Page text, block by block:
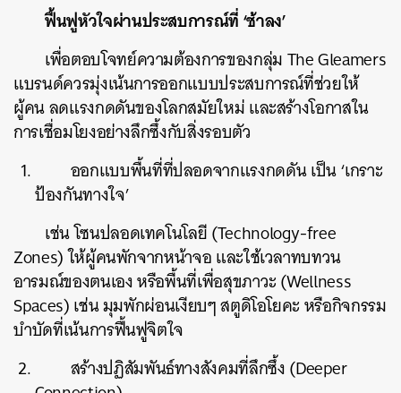
ฟื้นฟูหัวใจผ่านประสบการณ์ที่ ‘ช้าลง’
เพื่อตอบโจทย์ความต้องการของกลุ่ม The Gleamers
แบรนด์ควรมุ่งเน้นการออกแบบประสบการณ์ที่ช่วยให้
ผู้คน ลดแรงกดดันของโลกสมัยใหม่ และสร้างโอกาสใน
การเชื่อมโยงอย่างลึกซึ้งกับสิ่งรอบตัว
ออกแบบพื้นที่ที่ปลอดจากแรงกดดัน เป็น ‘เกราะ
ป้องกันทางใจ’
เช่น โซนปลอดเทคโนโลยี (Technology-free
Zones) ให้ผู้คนพักจากหน้าจอ และใช้เวลาทบทวน
อารมณ์ของตนเอง หรือพื้นที่เพื่อสุขภาวะ (Wellness
Spaces) เช่น มุมพักผ่อนเงียบๆ สตูดิโอโยคะ หรือกิจกรรม
บำบัดที่เน้นการฟื้นฟูจิตใจ
สร้างปฏิสัมพันธ์ทางสังคมที่ลึกซึ้ง (Deeper